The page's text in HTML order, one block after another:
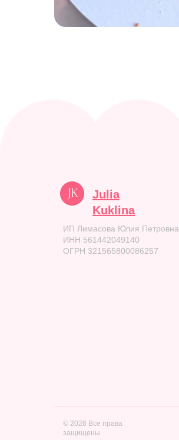
Julia
Kuklina
ИП Лимасова Юлия Петровна
ИНН 561442049140
ОГРН 321565800086257
© 2026 Все права
защищены